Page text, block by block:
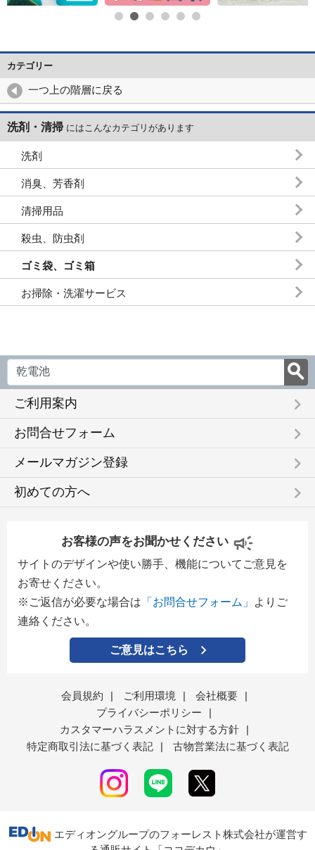
カテゴリー
一つ上の階層に戻る
洗剤・清掃 にはこんなカテゴリがあります
洗剤
消臭、芳香剤
清掃用品
殺虫、防虫剤
ゴミ袋、ゴミ箱
お掃除・洗濯サービス
ご利用案内 keyboard_arrow_right
お問合せフォーム keyboard_arrow_right
メールマガジン登録 keyboard_arrow_right
初めての方へ keyboard_arrow_right
お客様の声をお聞かせください
サイトのデザインや使い勝手、機能についてご意見を
お寄せください。
※ご返信が必要な場合は 「お問合せフォーム」
よりご
連絡ください。
ご意見はこちら
会員規約 | ご利用環境 | 会社概要
|
プライバシーポリシー
|
カスタマーハラスメントに対する方針
|
特定商取引法に基づく表記
| 古物営業法に基づく表記
エディオングループのフォーレスト株式会社が運営す